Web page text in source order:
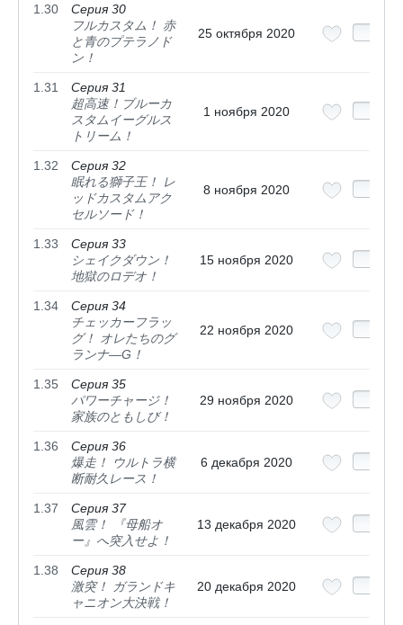
1.30
Серия 30
フルカスタム！ 赤
と青のプテラノド
ン！
25 октября 2020
1.31
Серия 31
超高速！ブルーカ
スタムイーグルス
トリーム！
1 ноября 2020
1.32
Серия 32
眠れる獅子王！ レ
ッドカスタムアク
セルソード！
8 ноября 2020
1.33
Серия 33
シェイクダウン！
地獄のロデオ！
15 ноября 2020
1.34
Серия 34
チェッカーフラッ
グ！ オレたちのグ
ランナ―G！
22 ноября 2020
1.35
Серия 35
パワーチャージ！
家族のともしび！
29 ноября 2020
1.36
Серия 36
爆走！ ウルトラ横
断耐久レース！
6 декабря 2020
1.37
Серия 37
風雲！ 『母船オ
ー』へ突入せよ！
13 декабря 2020
1.38
Серия 38
激突！ ガランドキ
ャニオン大決戦！
20 декабря 2020